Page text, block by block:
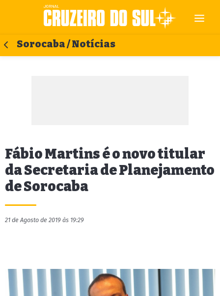
Sorocaba / Notícias
Fábio Martins é o novo titular
da Secretaria de Planejamento
de Sorocaba
21 de Agosto de 2019 às 19:29